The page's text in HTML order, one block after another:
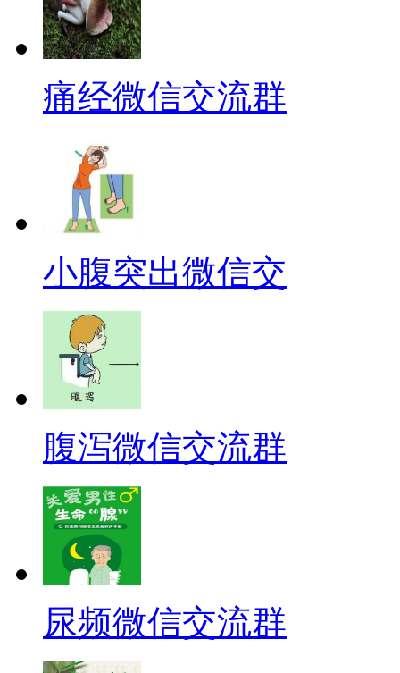
痛经微信交流群
小腹突出微信交
腹泻微信交流群
尿频微信交流群